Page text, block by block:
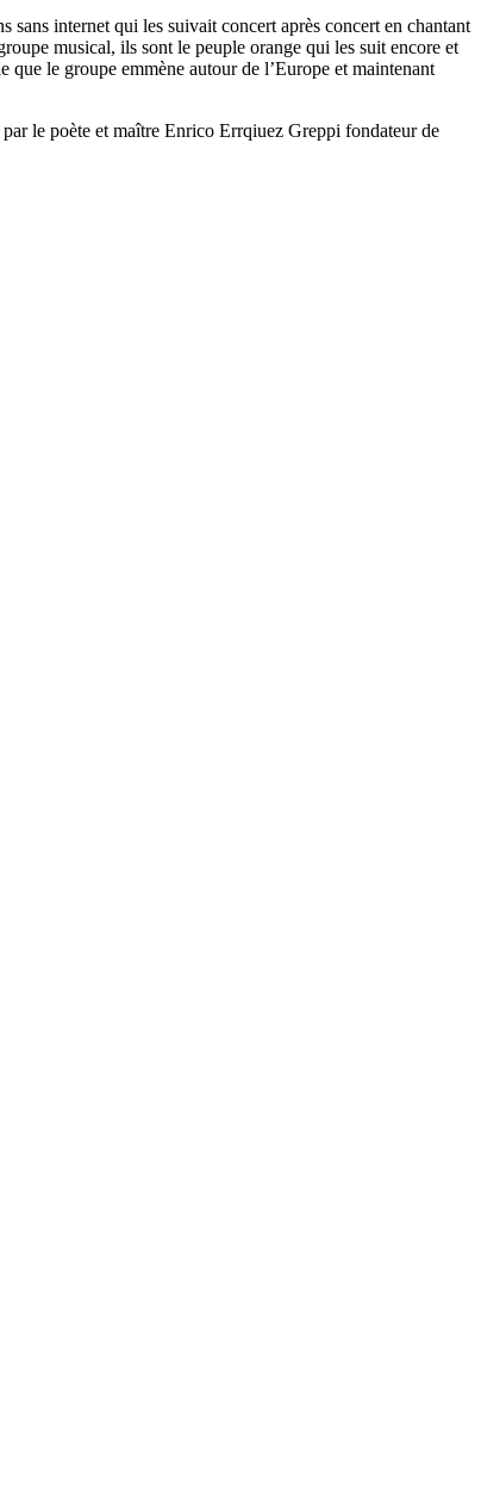
sans internet qui les suivait concert après concert en chantant
musical, ils sont le peuple orange qui les suit encore et
que le groupe emmène autour de l’Europe et maintenant
le poète et maître Enrico Errqiuez Greppi fondateur de